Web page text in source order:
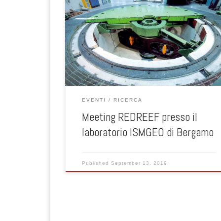
kickoff meeting del progetto PRIN denominato
REDREEF (Risk Assessment of Earth Dams and River
Embankments to Earthquakes and Floods) un
progetto nazionale di studio sulle dighe e gli argini in
terra con i colleghi dell’Uiversità di Napoli Federico II,
Università di Bologna, […]
EVENTI RICERCA
Meeting REDREEF presso il
laboratorio ISMGEO di Bergamo
Published September 13, 2019